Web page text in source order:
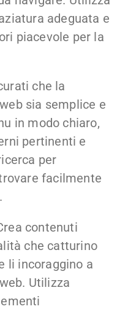
adeguata e
piacevole per la
che la
sia semplice e
in modo chiaro,
pertinenti e
per
facilmente
contenuti
che catturino
li incoraggino a
Utilizza